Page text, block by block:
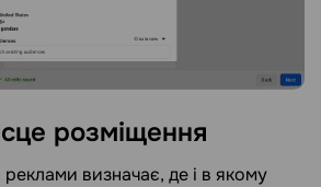
розміщення
визначає, де і в якому